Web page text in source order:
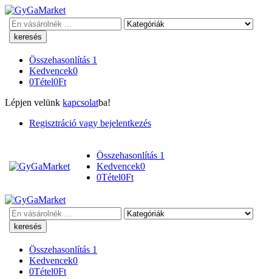
Keresés
Összehasonlítás 1
Kedvencek0
0Tétel0Ft
Lépjen velünk kapcsolatba!
Regisztráció vagy bejelentkezés
Összehasonlítás 1
Kedvencek0
0Tétel0Ft
Keresés
Összehasonlítás 1
Kedvencek0
0Tétel0Ft